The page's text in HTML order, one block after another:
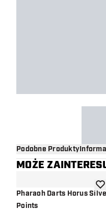
Podobne Produkty
MOŻE
Pharaoh Darts Horus
Points